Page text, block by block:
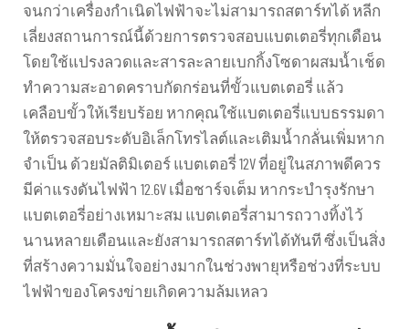
จนกว่าเครื่องกำเนิดไฟฟ้าจะไม่สามารถสตาร์ทได้ หลีก
เลี่ยงสถานการณ์นี้ด้วยการตรวจสอบแบตเตอรี่ทุกเดือน
โดยใช้แปรงลวดและสารละลายเบกกิ้งโซดาผสมน้ำเช็ด
ทำความสะอาดคราบกัดกร่อนที่ขั้วแบตเตอรี่ แล้ว
เคลือบขั้วให้เรียบร้อย หากคุณใช้แบตเตอรี่แบบธรรมดา
ให้ตรวจสอบระดับอิเล็กโทรไลต์และเติมน้ำกลั่นเพิ่มหาก
จำเป็น ด้วยมัลติมิเตอร์ แบตเตอรี่ 12V ที่อยู่ในสภาพดีควร
มีค่าแรงดันไฟฟ้า 12.6V เมื่อชาร์จเต็ม หากระบำรุงรักษา
แบตเตอรี่อย่างเหมาะสม แบตเตอรี่สามารถวางทิ้งไว้
นานหลายเดือนและยังสามารถสตาร์ทได้ทันที ซึ่งเป็นสิ่ง
ที่สร้างความมั่นใจอย่างมากในช่วงพายุหรือช่วงที่ระบบ
ไฟฟ้าของโครงข่ายเกิดความล้มเหลว